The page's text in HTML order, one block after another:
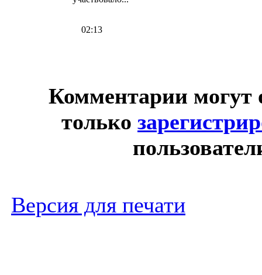
02:13
Комментарии могут
только
Версия для печати